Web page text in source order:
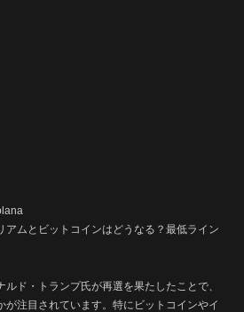
アムとビットコインはどうなる？最低ライン
ド・トランプ氏が再選を果たしたことで、
が注目されています。特にビットコインやイ